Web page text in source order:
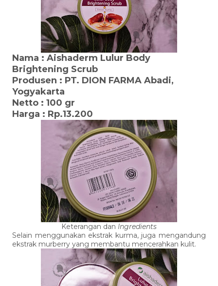
Nama : Aishaderm Lulur Body
Brightening Scrub
Produsen : PT. DION FARMA Abadi,
Yogyakarta
Netto : 100 gr
Harga : Rp.13.200
Keterangan dan Ingredients
Selain menggunakan ekstrak kurma, juga mengandung
ekstrak murberry yang membantu mencerahkan kulit.